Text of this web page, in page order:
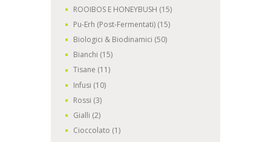
ROOIBOS E HONEYBUSH (15)
Pu-Erh (Post-Fermentati) (15)
Biologici & Biodinamici (50)
Bianchi (15)
Tisane (11)
Infusi (10)
Rossi (3)
Gialli (2)
Cioccolato (1)